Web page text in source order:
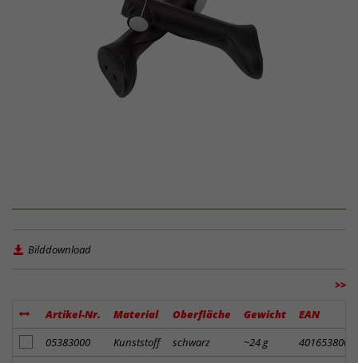
Bilddownload
>>
Artikel-Nr. Material Oberfläche Gewicht
EAN
Artikel zum Merkzettel hinzufügen
05383000 Kunststoff schwarz ~24 g